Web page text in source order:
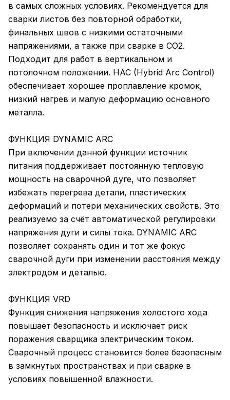
в самых сложных условиях. Рекомендуется для
сварки листов без повторной обработки,
финальных швов с низкими остаточными
напряжениями, а также при сварке в CO2.
Подходит для работ в вертикальном и
потолочном положении. HAC (Hybrid Arc Control)
обеспечивает хорошее проплавление кромок,
низкий нагрев и малую деформацию основного
металла.
ФУНКЦИЯ DYNAMIC ARC
При включении данной функции источник
питания поддерживает постоянную тепловую
мощность на сварочной дуге, что позволяет
избежать перегрева детали, пластических
деформаций и потери механических свойств. Это
реализуемо за счёт автоматической регулировки
напряжения дуги и силы тока. DYNAMIC ARC
позволяет сохранять один и тот же фокус
сварочной дуги при изменении расстояния между
электродом и деталью.
ФУНКЦИЯ VRD
Функция снижения напряжения холостого хода
повышает безопасность и исключает риск
поражения сварщика электрическим током.
Сварочный процесс становится более безопасным
в замкнутых пространствах и при сварке в
условиях повышенной влажности.